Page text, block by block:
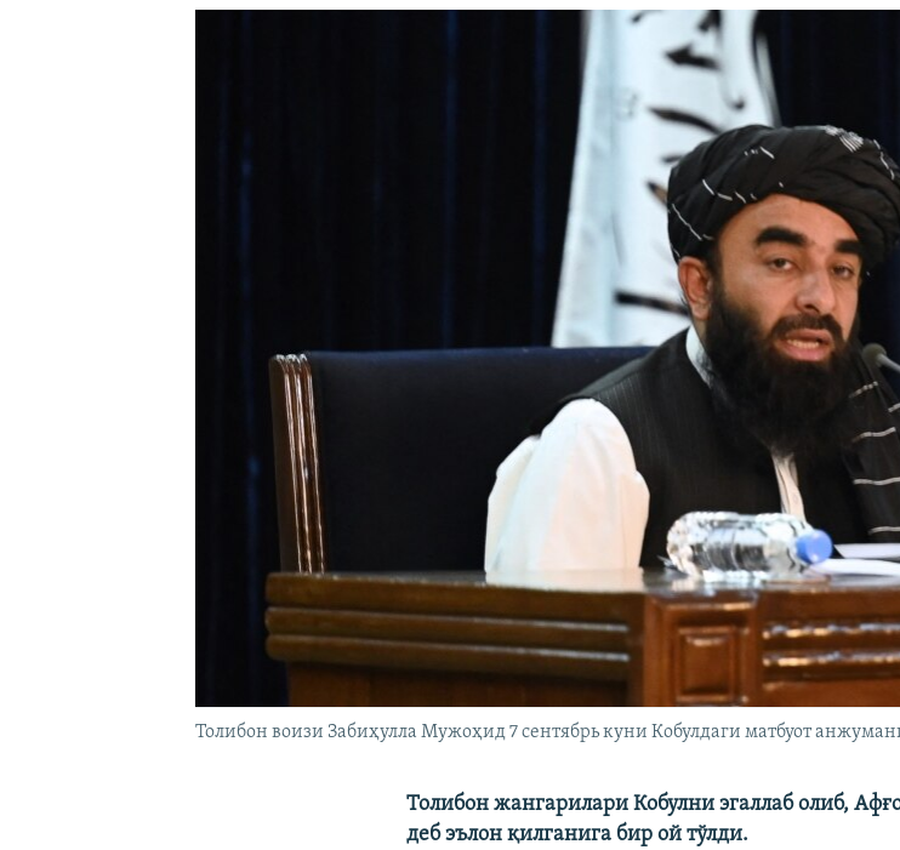
Толибон воизи Забиҳулла Мужоҳид 7 сентябрь куни Кобулдаги матбуот
Толибон жангарилари Кобулни эгаллаб олиб,
деб эълон қилганига бир ой тўлди.